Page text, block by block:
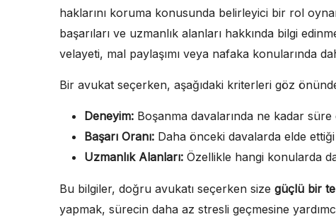
haklarını koruma konusunda belirleyici bir rol
başarıları ve uzmanlık alanları hakkında bilgi
velayeti, mal paylaşımı veya nafaka konularında
Bir avukat seçerken, aşağıdaki kriterleri göz
Deneyim: Boşanma davalarında ne kadar süre
Başarı Oranı: Daha önceki davalarda elde
Uzmanlık Alanları: Özellikle hangi konularda
Bu bilgiler, doğru avukatı seçerken size güçlü bir
yapmak, sürecin daha az stresli geçmesine